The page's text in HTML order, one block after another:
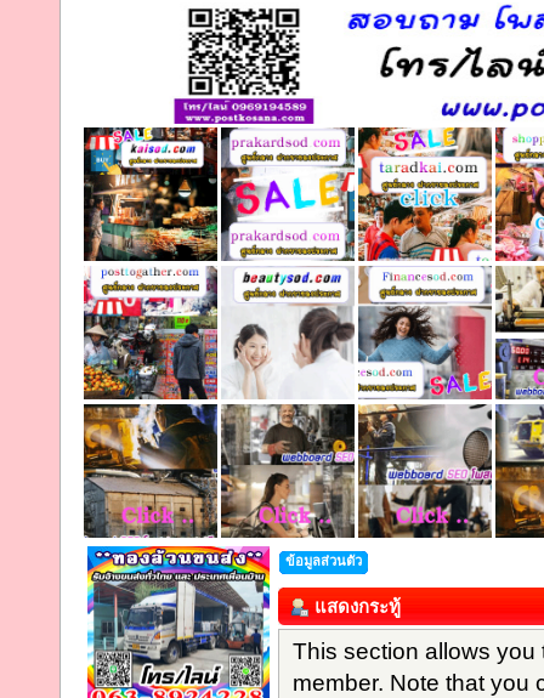
ข้อมูลส่วนตัว
แสดงกระทู้
This section allows
member. Note that you